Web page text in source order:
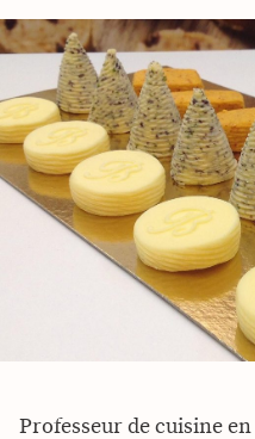
Professeur de cuisine